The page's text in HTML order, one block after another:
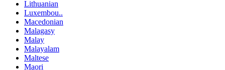
Lithuanian
Luxembou..
Macedonian
Malagasy
Malay
Malayalam
Maltese
Maori